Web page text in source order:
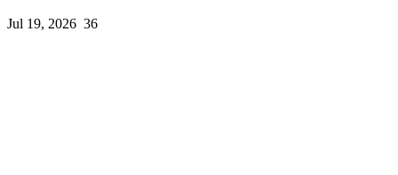
Jul 19, 2026 36